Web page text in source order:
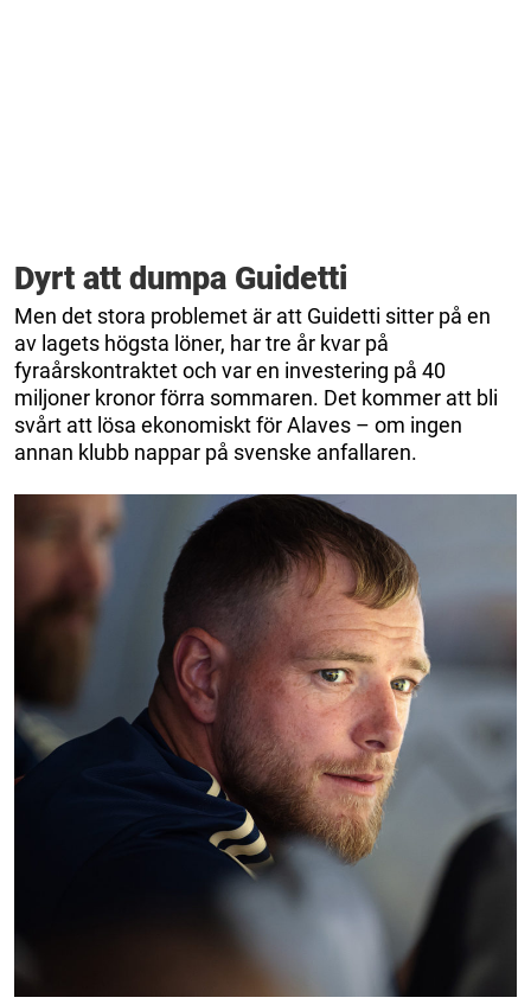
Dyrt att dumpa Guidetti
Men det stora problemet är att Guidetti sitter på en
av lagets högsta löner, har tre år kvar på
fyraårskontraktet och var en investering på 40
miljoner kronor förra sommaren. Det kommer att bli
svårt att lösa ekonomiskt för Alaves – om ingen
annan klubb nappar på svenske anfallaren.